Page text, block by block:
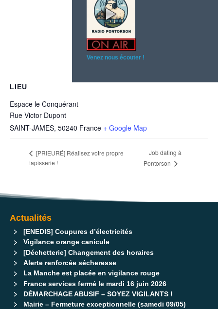
Venez nous écouter !
LIEU
Espace le Conquérant
Rue Victor Dupont
SAINT-JAMES, 50240 France + Google Map
[PRIEURÉ] Réalisez votre propre
tapisserie !
Job dating à
Pontorson
Actualités
[ENEDIS] Coupures d’électricités
Vigilance orange canicule
[Déchetterie] Changement des horaires
Alerte renforcée sécheresse
La Manche est placée en vigilance rouge
France services fermé le mardi 16 juin 2026
DÉMARCHAGE ABUSIF – SOYEZ VIGILANTS !
Mairie – Fermeture exceptionnelle (samedi 09/05)